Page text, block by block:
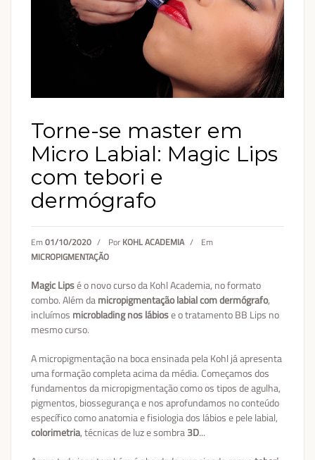
Torne-se master em
Micro Labial: Magic Lips
com tebori e
dermógrafo
Em01/10/2020 / Por KOHL ACADEMIA /
Em
MICROPIGMENTAÇÃO
Magic Lipsé o novo curso da Kohl Academia, no formato
combo. Além damicropigmentação labial com dermógrafo,
incluímos microblading nos lábiose o tratamento BB Lips no
mesmo curso.
A micropigmentação na boca ensinada pela Kohl já apresenta
uma formação completa acima da média. Começamos dos
fundamentos da micropigmentação como os tipos de agulha,
pigmentos, biossegurança e nos aprofundamos no conteúdo
específico como anatomia e fisiologia dos lábios e pele labial,
colorimetria, técnicas de luz e sombra3D...